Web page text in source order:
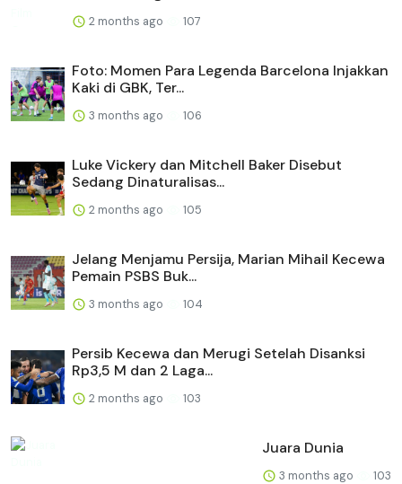
2 months ago 107
Foto: Momen Para Legenda Barcelona Injakkan
Kaki di GBK, Ter...
3 months ago 106
Luke Vickery dan Mitchell Baker Disebut
Sedang Dinaturalisas...
2 months ago 105
Jelang Menjamu Persija, Marian Mihail Kecewa
Pemain PSBS Buk...
3 months ago 104
Persib Kecewa dan Merugi Setelah Disanksi
Rp3,5 M dan 2 Laga...
2 months ago 103
Juara Dunia
3 months ago 103